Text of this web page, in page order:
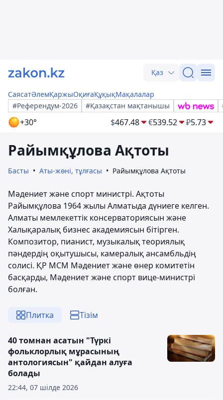
Қаз
СаясатӘлемҚаржыОқиғаҚұқықМақалалар
#Референдум-2026
#Қазақстан мақтанышы
+30° $467.48 €539.52 ₽5.73
Райымқұлова Ақтоты
Басты Аты-жөні, тұлғасы Райымқұлова Ақтоты
Мәдениет және спорт министрі. Ақтоты
Райымқұлова 1964 жылы Алматыда дүниеге келген.
Алматы мемлекеттік консерваториясын және
Халықаралық бизнес академиясын бітірген.
Композитор, пианист, музыкалық теориялық
пәндердің оқытушысы, камералық ансамбльдің
солисі. ҚР МСМ Мәдениет және өнер комитетін
басқарды, Мәдениет және спорт вице-министрі
болған.
Плитка Тізім
22:44, 07 шілде 2026
40 томнан асатын "Түркі
фольклорлық мұрасының
антологиясын" қайдан алуға
болады